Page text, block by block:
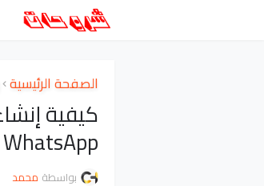
الصفحة الرئيسية
كيفية
WhatsApp على قوقل درايف
بواسطة محمد